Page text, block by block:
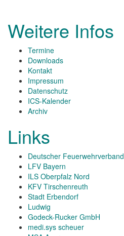
Weitere Infos
Termine
Downloads
Kontakt
Impressum
Datenschutz
ICS-Kalender
Archiv
Links
Deutscher Feuerwehrverband
LFV Bayern
ILS Oberpfalz Nord
KFV Tirschenreuth
Stadt Erbendorf
Ludwig
Godeck-Rucker GmbH
medi.sys scheuer